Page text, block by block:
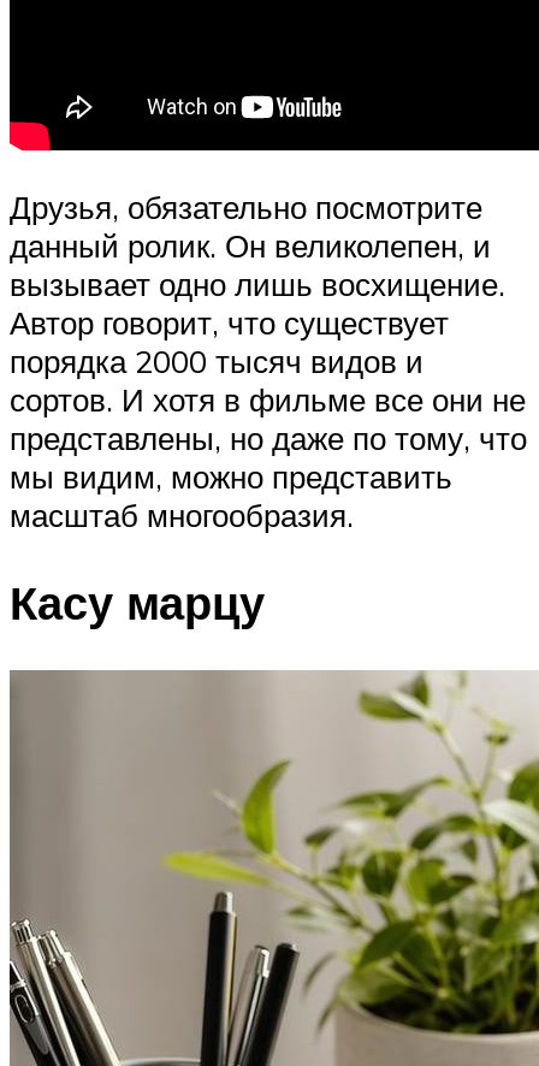
Друзья, обязательно посмотрите
данный ролик. Он великолепен, и
вызывает одно лишь восхищение.
Автор говорит, что существует
порядка 2000 тысяч видов и
сортов. И хотя в фильме все они не
представлены, но даже по тому, что
мы видим, можно представить
масштаб многообразия.
Касу марцу